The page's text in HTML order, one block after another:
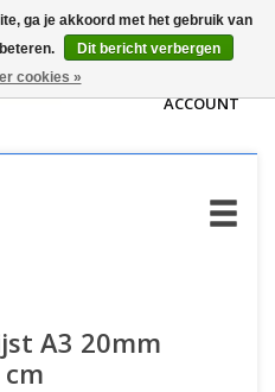
WINKELWAGEN
ACCOUNT
A3 20mm
ga je akkoord met het gebruik van
Dit bericht verbergen
cookies »